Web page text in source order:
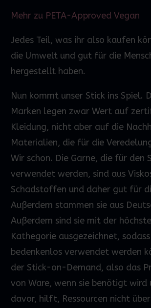
Mehr zu PETA-Approved Vegan
Jedes Teil, was ihr also kaufen
die Umwelt und gut für die
hergestellt haben.
Nun kommt unser Stick ins Spiel.
Marken legen zwarWert auf
Kleidung, nicht aber auf die
Materialien, die für die
Wir schon. Die Garne, die für den
verwendet werden, sind aus
Schadstoffen und daher gut für
Außerdem stammen sie aus
Außerdem sind sie mit der
Kathegorie ausgezeichnet,
bedenkenlos verwendet werden
der Stick-on-Demand, also das
von Ware, wenn sie benötigt wird
davor, hilft, Ressourcen nicht